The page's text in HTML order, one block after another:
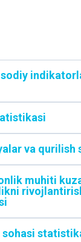
va qurilish
muhiti